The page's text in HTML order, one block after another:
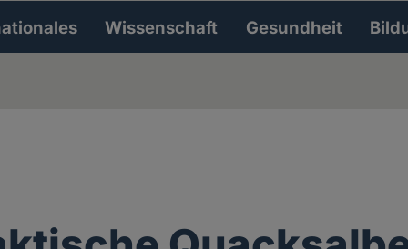
Wissenschaft Gesundheit